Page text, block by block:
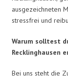
ausgezeichneten
stressfrei und
Warum solltest
Recklinghausen
Bei uns steht die